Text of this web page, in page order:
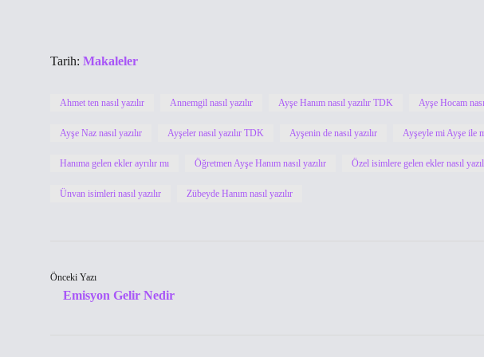
Tarih: Makaleler
Ahmet ten nasıl yazılır Annemgil nasıl yazılır Ayşe Hanım nasıl yazılır TDK Ayşe Hocam
Ayşe Naz nasıl yazılır Ayşeler nasıl yazılır TDK Ayşenin de nasıl yazılır Ayşeyle mi Ayşe ile
Hanıma gelen ekler ayrılır mı Öğretmen Ayşe Hanım nasıl yazılır Özel isimlere gelen ekler nasıl
Ünvan isimleri nasıl yazılır Zübeyde Hanım nasıl yazılır
Önceki Yazı
Emisyon Gelir Nedir